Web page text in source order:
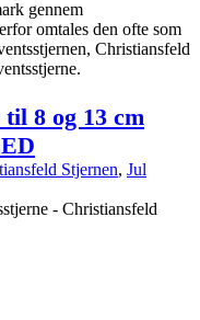
8 og 13 cm
Stjernen, Jul
- Christiansfeld